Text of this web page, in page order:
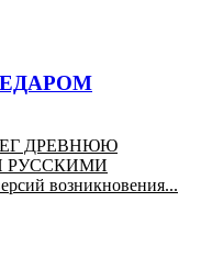
ДРЕВНЮЮ
РУССКИМИ
возникновения...